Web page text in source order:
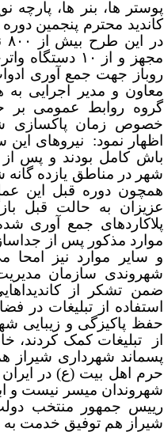
کاندید محترم پنجمین
روباز جهت جمع آوری
گروه روابط عمومی بر
خصوص زمان پاکسازی
اظهار نمود:
باش کامل بودند و پس از
همچون دوره قبل این
عزیزان به حالت قبل
پلاکاردهای جمع آوری
موارد مذکور پس از
و سایر موارد نیز
شهروندی سازمان
ضمن تشکر از
استفاده از تبلیغات در
حفظ پاکیزگی و زیبایی
از
تبلیغات کمک کردند،
پسماند شهرداری شیراز
حرم اهل بیت (ع) در
شهروندان میسر نیست و
رییس جمهور منتخب
شیراز هم توفیق خدمت به